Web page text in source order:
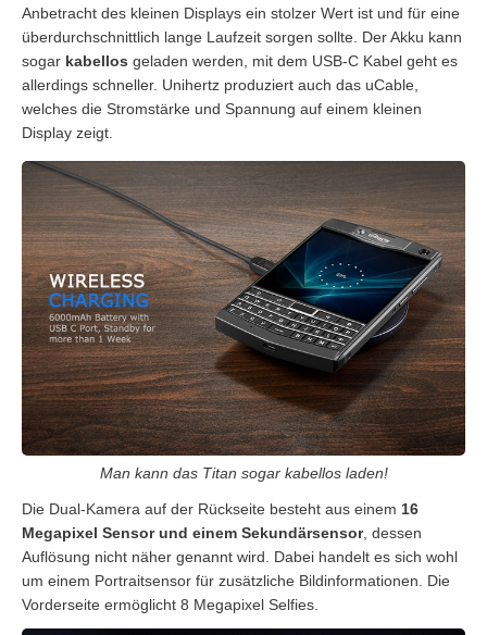
Anbetracht des kleinen Displays ein stolzer Wert ist und für eine
überdurchschnittlich lange Laufzeit sorgen sollte. Der Akku kann
sogar kabellos geladen werden, mit dem USB-C Kabel geht es
allerdings schneller. Unihertz produziert auch das uCable,
welches die Stromstärke und Spannung auf einem kleinen
Display zeigt.
Man kann das Titan sogar kabellos laden!
Die Dual-Kamera auf der Rückseite besteht aus einem 16
Megapixel Sensor und einem Sekundärsensor, dessen
Auflösung nicht näher genannt wird. Dabei handelt es sich wohl
um einem Portraitsensor für zusätzliche Bildinformationen. Die
Vorderseite ermöglicht 8 Megapixel Selfies.